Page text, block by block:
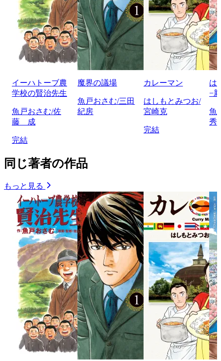
イーハトーブ農
学校の賢治先生
魚戸おさむ/佐
藤 成
完結
魔界の議場
魚戸おさむ/三田
紀房
カレーマン
はしもとみつお/
宮崎克
完結
は
−
魚
秀
同じ著者の作品
もっと見る